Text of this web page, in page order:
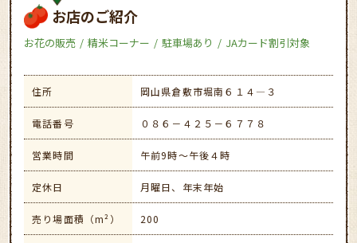
お店のご紹介
お花の販売 精米コーナー 駐車場あり JAカード割引対象
住所 岡山県倉敷市堀南６１４―３
電話番号 ０８６－４２５－６７７８
営業時間 午前9時～午後４時
定休日 月曜日、年末年始
売り場面積（m²） 200